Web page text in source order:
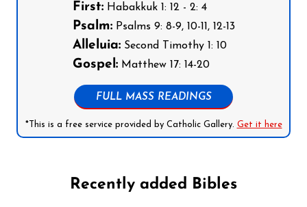
First:Habakkuk 1: 12 - 2: 4
Psalm:Psalms 9: 8-9, 10-11, 12-13
Alleluia:Second Timothy 1: 10
Gospel:Matthew 17: 14-20
FULL MASS READINGS
*This is a free service provided by Catholic Gallery. Get it here
Recently added Bibles